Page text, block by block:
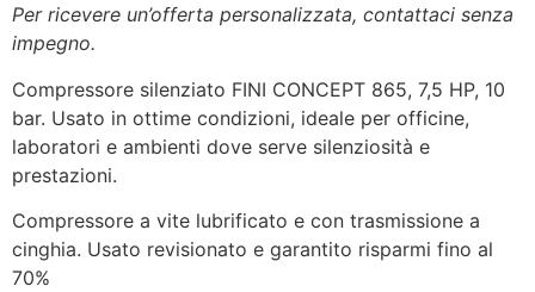
Per ricevere un’offerta personalizzata, contattaci senza
impegno.
Compressore silenziato FINI CONCEPT 865, 7,5 HP, 10
bar. Usato in ottime condizioni, ideale per officine,
laboratori e ambienti dove serve silenziosità e
prestazioni.
Compressore a vite lubrificato e con trasmissione a
cinghia. Usato revisionato e garantito risparmi fino al
70%